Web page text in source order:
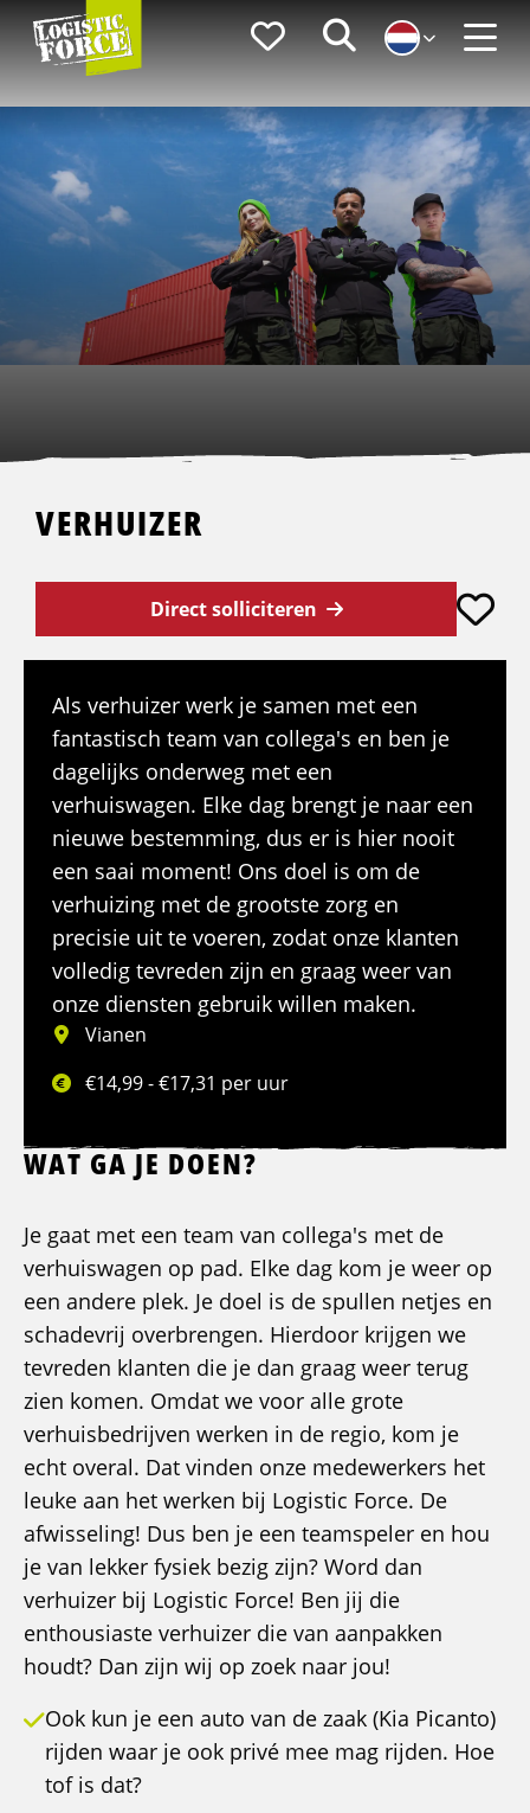
Logistic
Force
FavorietenZoeken
VERHUIZER
Direct solliciteren
Als verhuizer werk je samen met een
fantastisch team van collega's en ben je
dagelijks onderweg met een
verhuiswagen. Elke dag brengt je naar een
nieuwe bestemming, dus er is hier nooit
een saai moment! Ons doel is om de
verhuizing met de grootste zorg en
precisie uit te voeren, zodat onze klanten
volledig tevreden zijn en graag weer van
onze diensten gebruik willen maken.
Vianen
€14,99 - €17,31 per uur
WAT GA JE DOEN?
Je gaat met een team van collega's met de
verhuiswagen op pad. Elke dag kom je weer op
een andere plek. Je doel is de spullen netjes en
schadevrij overbrengen. Hierdoor krijgen we
tevreden klanten die je dan graag weer terug
zien komen. Omdat we voor alle grote
verhuisbedrijven werken in de regio, kom je
echt overal. Dat vinden onze medewerkers het
leuke aan het werken bij Logistic Force. De
afwisseling! Dus ben je een teamspeler en hou
je van lekker fysiek bezig zijn? Word dan
verhuizer bij Logistic Force! Ben jij die
enthousiaste verhuizer die van aanpakken
houdt? Dan zijn wij op zoek naar jou!
Ook kun je een auto van de zaak (Kia Picanto)
rijden waar je ook privé mee mag rijden. Hoe
tof is dat?